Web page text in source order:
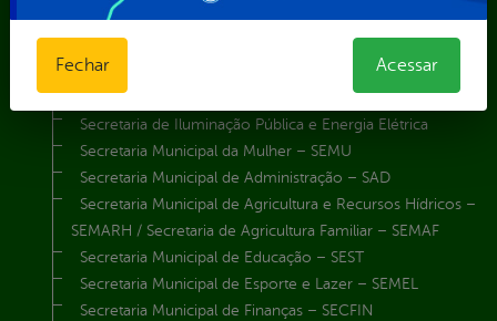
Obras e Infraestrutura
Procuradoria Geral do Município
Secretaria de Comunicação Social e Audiovisual
Secretaria de Desenvolvimento Econômico e Turismo
Secretaria de Iluminação Pública e Energia Elétrica
Secretaria Municipal da Mulher – SEMU
Secretaria Municipal de Administração – SAD
Secretaria Municipal de Agricultura e Recursos Hídricos –
SEMARH / Secretaria de Agricultura Familiar – SEMAF
Secretaria Municipal de Educação – SEST
Secretaria Municipal de Esporte e Lazer – SEMEL
Secretaria Municipal de Finanças – SECFIN
Fechar Acessar